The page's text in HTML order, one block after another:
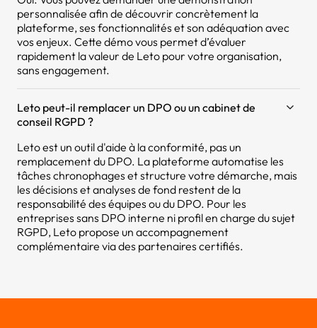
personnalisée afin de découvrir concrètement la
plateforme, ses fonctionnalités et son adéquation avec
vos enjeux. Cette démo vous permet d’évaluer
rapidement la valeur de Leto pour votre organisation,
sans engagement.
Leto peut-il remplacer un DPO ou un cabinet de
conseil RGPD ?
Leto est un outil d'aide à la conformité, pas un
remplacement du DPO. La plateforme automatise les
tâches chronophages et structure votre démarche, mais
les décisions et analyses de fond restent de la
responsabilité des équipes ou du DPO. Pour les
entreprises sans DPO interne ni profil en charge du sujet
RGPD, Leto propose un accompagnement
complémentaire via des partenaires certifiés.